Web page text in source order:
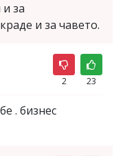
за
и за чавето.
2 23
. бизнес